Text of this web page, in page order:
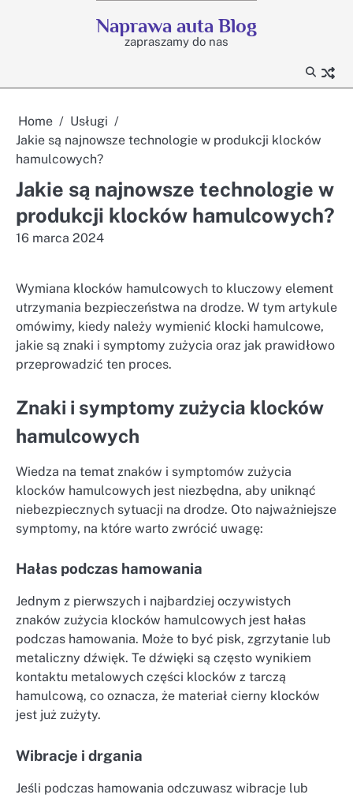
Naprawa auta Blog
zapraszamy do nas
Home
Usługi
Jakie są najnowsze technologie w produkcji klocków
hamulcowych?
Jakie są najnowsze technologie w
produkcji klocków hamulcowych?
16 marca 2024
Wymiana klocków hamulcowych to kluczowy element
utrzymania bezpieczeństwa na drodze. W tym artykule
omówimy, kiedy należy wymienić klocki hamulcowe,
jakie są znaki i symptomy zużycia oraz jak prawidłowo
przeprowadzić ten proces.
Znaki i symptomy zużycia klocków
hamulcowych
Wiedza na temat znaków i symptomów zużycia
klocków hamulcowych jest niezbędna, aby uniknąć
niebezpiecznych sytuacji na drodze. Oto najważniejsze
symptomy, na które warto zwrócić uwagę:
Hałas podczas hamowania
Jednym z pierwszych i najbardziej oczywistych
znaków zużycia klocków hamulcowych jest hałas
podczas hamowania. Może to być pisk, zgrzytanie lub
metaliczny dźwięk. Te dźwięki są często wynikiem
kontaktu metalowych części klocków z tarczą
hamulcową, co oznacza, że materiał cierny klocków
jest już zużyty.
Wibracje i drgania
Jeśli podczas hamowania odczuwasz wibracje lub